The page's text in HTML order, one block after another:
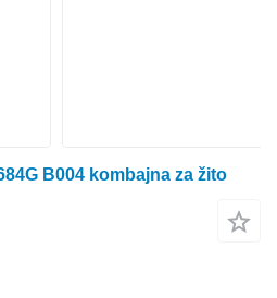
B004 kombajna za žito